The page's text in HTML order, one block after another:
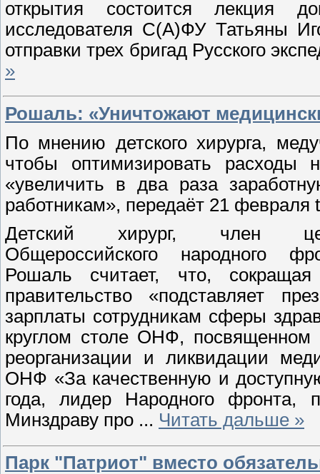
открытия состоится лекция
исследователя С(А)ФУ Татьяны
отправки трех бригад Русского
»
Рошаль: «Уничтожают
По мнению детского хирурга,
чтобы оптимизировать расходы
«увеличить в два раза
работникам», передаёт 21 февраля
Детский хирург, член
Общероссийского народного
Рошаль считает, что,
правительство «подставляет
зарплаты сотрудникам сферы
круглом столе ОНФ,
реорганизации и ликвидации
ОНФ «За качественную и
года, лидер Народного фронта,
Минздраву про ... Читать дальше »
Парк "Патриот" вместо